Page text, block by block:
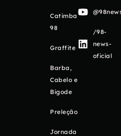
Catimba
98
Graffite
Barba,
Cabelo e
Bigode
Preleção
Jornada
/98-
news-
oficial